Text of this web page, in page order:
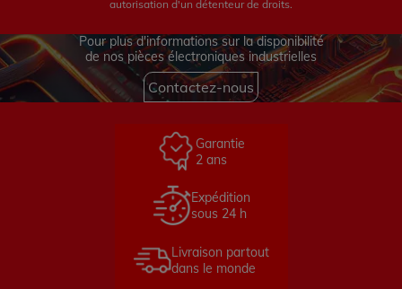
autorisation d'un détenteur de droits.
Pour plus d'informations sur la disponibilité
de nos pièces électroniques industrielles
Contactez-nous
Garantie
2 ans
Expédition
sous 24 h
Livraison partout
dans le monde